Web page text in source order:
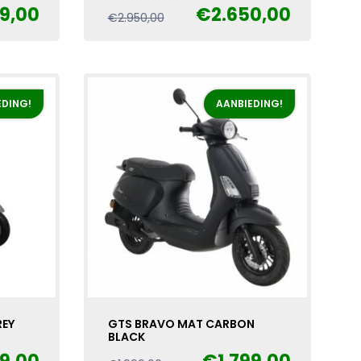
€2.950,00Oorspronkelijke
€2.650,00
Huidige
AANBIEDING!
GTS BRAVO MAT CARBON
BLACK